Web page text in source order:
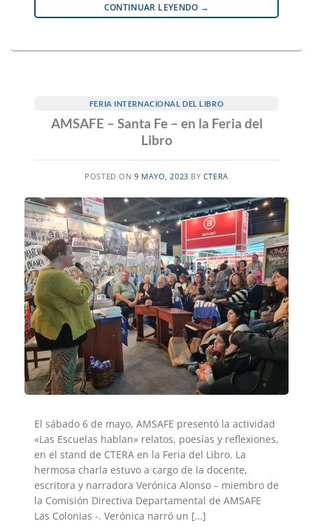
CONTINUAR LEYENDO →
FERIA INTERNACIONAL DEL LIBRO
AMSAFE – Santa Fe – en la Feria del
Libro
POSTED ON 9 MAYO, 2023 BY CTERA
El sábado 6 de mayo, AMSAFE presentó la actividad
«Las Escuelas hablan» relatos, poesías y reflexiones,
en el stand de CTERA en la Feria del Libro. La
hermosa charla estuvo a cargo de la docente,
escritora y narradora Verónica Alonso – miembro de
la Comisión Directiva Departamental de AMSAFE
Las Colonias -. Verónica narró un […]